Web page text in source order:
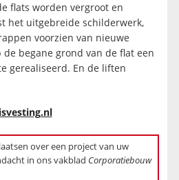
flats worden vergroot en
het uitgebreide schilderwerk,
voorzien van nieuwe
begane grond van de flat een
gerealiseerd. En de liften
over een project van uw
in ons vakblad Corporatiebouw